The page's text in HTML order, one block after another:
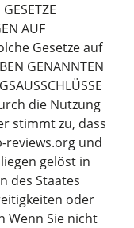
AUF
Gesetze auf
GENANNTEN
die Nutzung
stimmt zu, dass
reviews.org und
gelöst in
des Staates
oder
Wenn Sie nicht